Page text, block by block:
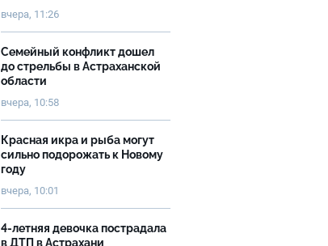
вчера, 11:26
Семейный конфликт дошел
до стрельбы в Астраханской
области
вчера, 10:58
Красная икра и рыба могут
сильно подорожать к Новому
году
вчера, 10:01
4-летняя девочка пострадала
в ДТП в Астрахани